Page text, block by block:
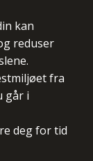
kan
reduser
fra
går i
deg for tid